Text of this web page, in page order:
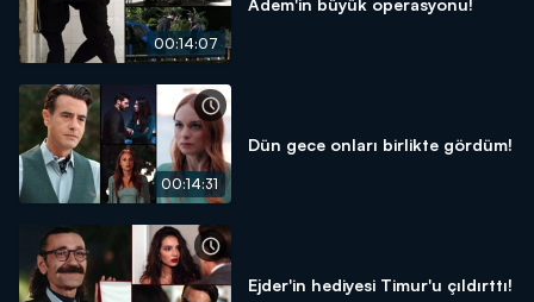
00:14:07
00:14:31
Dün gece onları birlikte gördüm!
Ejder'in hediyesi Timur'u çıldırttı!